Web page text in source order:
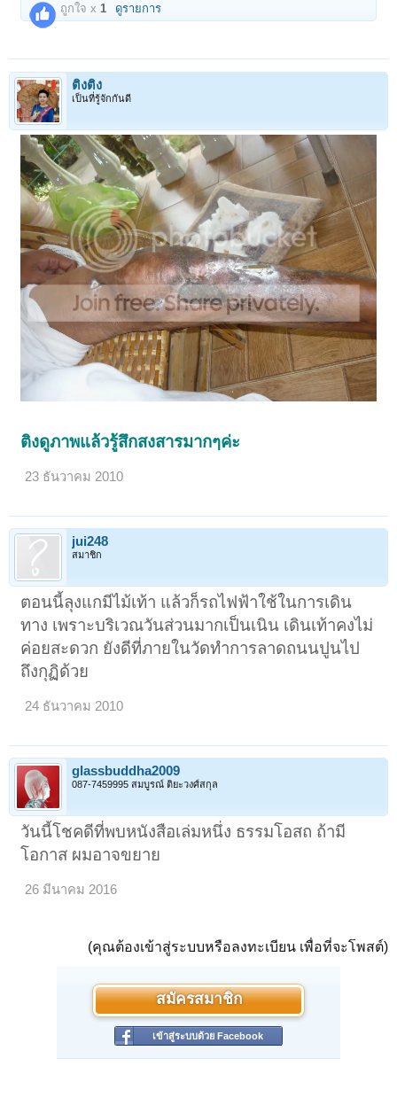
ถูกใจ x1 ดูรายการ
ติงติง
เป็นที่รู้จักกันดี
ติงดูภาพแล้วรู้สึกสงสารมากๆค่ะ
23 ธันวาคม 2010
jui248
สมาชิก
ตอนนี้ลุงแกมีไม้เท้า แล้วก็รถไฟฟ้าใช้ในการเดิน
ทาง เพราะบริเวณวันส่วนมากเป็นเนิน เดินเท้าคงไม่
ค่อยสะดวก ยังดีที่ภายในวัดทำการลาดถนนปูนไป
ถึงกุฏิด้วย
24 ธันวาคม 2010
glassbuddha2009
087-7459995 สมบูรณ์ ติยะวงศ์สกุล
วันนี้โชคดีที่พบหนังสือเล่มหนึ่ง ธรรมโอสถ ถ้ามี
โอกาส ผมอาจขยาย
26 มีนาคม 2016
(คุณต้องเข้าสู่ระบบหรือลงทะเบียน เพื่อที่จะโพสต์)
สมัครสมาชิก
เข้าสู่ระบบด้วย Facebook